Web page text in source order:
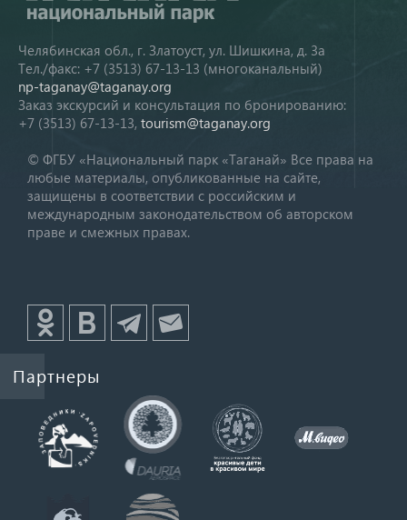
Челябинская обл., г. Златоуст, ул. Шишкина, д. 3а
Тел./факс: +7 (3513) 67-13-13 (многоканальный)
np-taganay@taganay.org
Заказ экскурсий и консультация по бронированию:
+7 (3513) 67-13-13, tourism@taganay.org
© ФГБУ «Национальный парк «Таганай» Все права на
любые материалы, опубликованные на сайте,
защищены в соответствии с российским и
международным законодательством об авторском
праве и смежных правах.
Партнеры